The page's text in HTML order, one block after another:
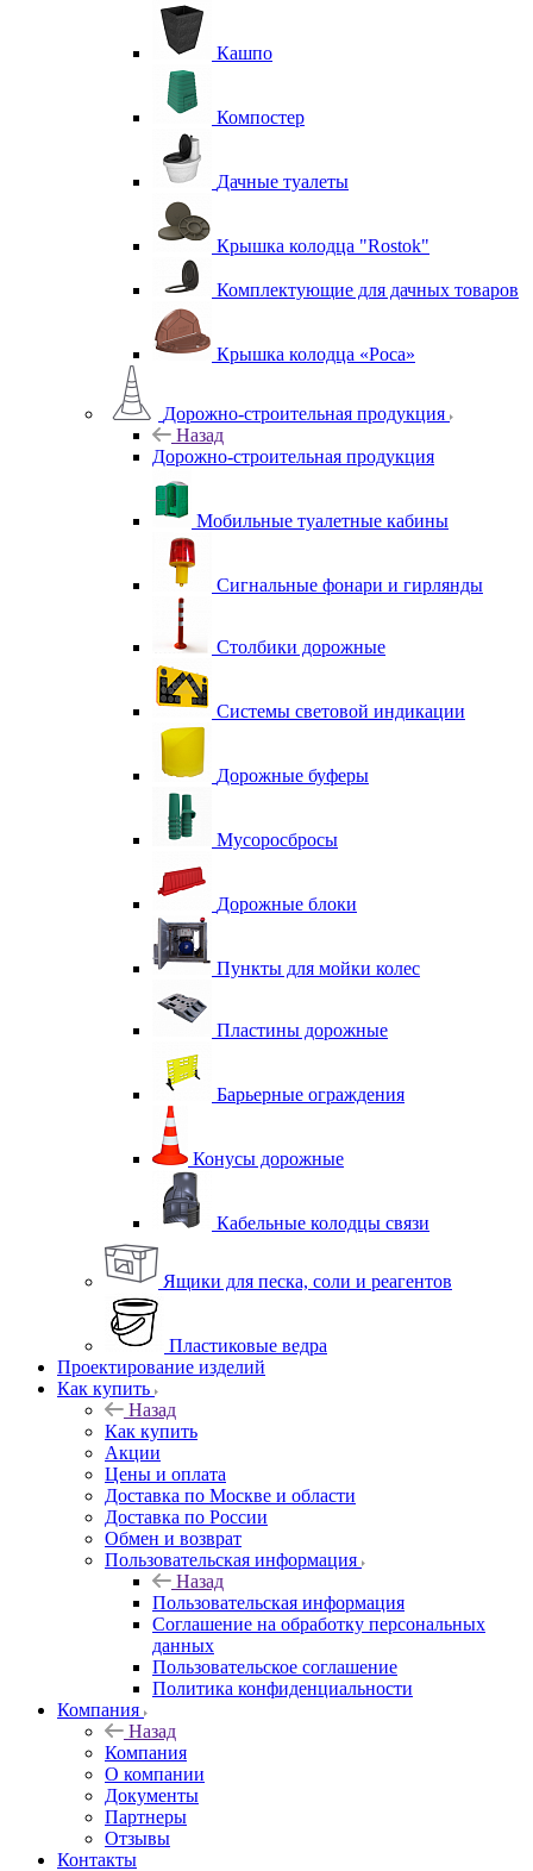
Кашпо
Компостер
Дачные туалеты
Крышка колодца "Rostok"
Комплектующие для дачных товаров
Крышка колодца «Роса»
Дорожно-строительная продукция
Назад
Дорожно-строительная продукция
Мобильные туалетные кабины
Сигнальные фонари и гирлянды
Столбики дорожные
Системы световой индикации
Дорожные буферы
Мусоросбросы
Дорожные блоки
Пункты для мойки колес
Пластины дорожные
Барьерные ограждения
Конусы дорожные
Кабельные колодцы связи
Ящики для песка, соли и реагентов
Пластиковые ведра
Проектирование изделий
Как купить
Назад
Как купить
Акции
Цены и оплата
Доставка по Москве и области
Доставка по России
Обмен и возврат
Пользовательская информация
Назад
Пользовательская информация
Соглашение на обработку персональных
данных
Пользовательское соглашение
Политика конфиденциальности
Компания
Назад
Компания
О компании
Документы
Партнеры
Отзывы
Контакты